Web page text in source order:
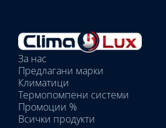
За нас
Предлагани марки
Климатици
Термопомпени системи
Промоции %
Всички продукти